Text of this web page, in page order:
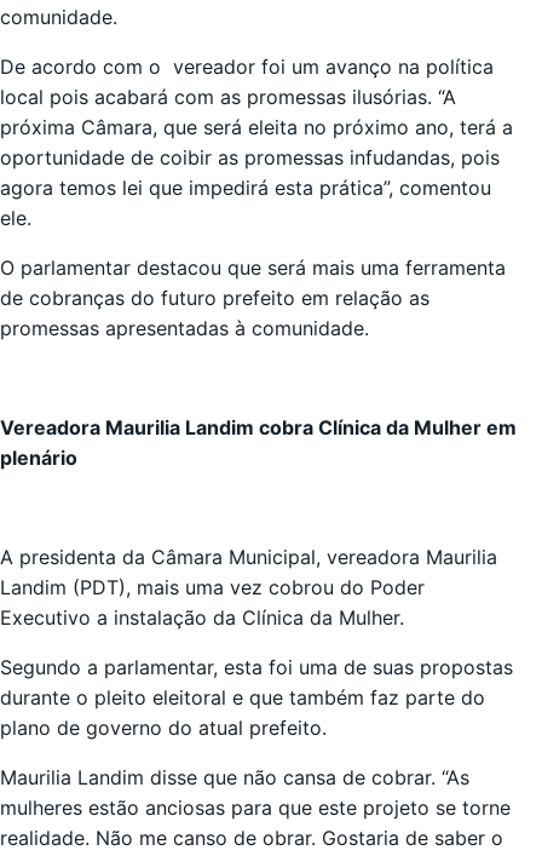
comunidade.
De acordo com o vereador foi um avanço na política
local pois acabará com as promessas ilusórias. “A
próxima Câmara, que será eleita no próximo ano, terá a
oportunidade de coibir as promessas infudandas, pois
agora temos lei que impedirá esta prática”, comentou
ele.
O parlamentar destacou que será mais uma ferramenta
de cobranças do futuro prefeito em relação as
promessas apresentadas à comunidade.
Vereadora Maurilia Landim cobra Clínica da Mulher em
plenário
A presidenta da Câmara Municipal, vereadora Maurilia
Landim (PDT), mais uma vez cobrou do Poder
Executivo a instalação da Clínica da Mulher.
Segundo a parlamentar, esta foi uma de suas propostas
durante o pleito eleitoral e que também faz parte do
plano de governo do atual prefeito.
Maurilia Landim disse que não cansa de cobrar. “As
mulheres estão anciosas para que este projeto se torne
realidade. Não me canso de obrar. Gostaria de saber o